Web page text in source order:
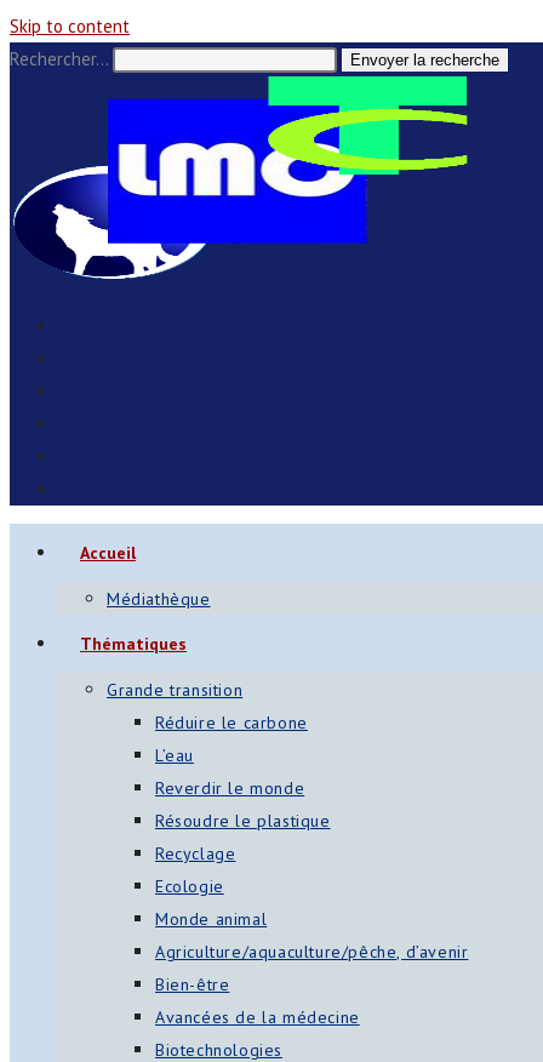
Skip to content
Rechercher…
Envoyer la recherche
Accueil
Médiathèque
Thématiques
Grande transition
Réduire le carbone
L’eau
Reverdir le monde
Résoudre le plastique
Recyclage
Ecologie
Monde animal
Agriculture/aquaculture/pêche, d’avenir
Bien-être
Avancées de la médecine
Biotechnologies